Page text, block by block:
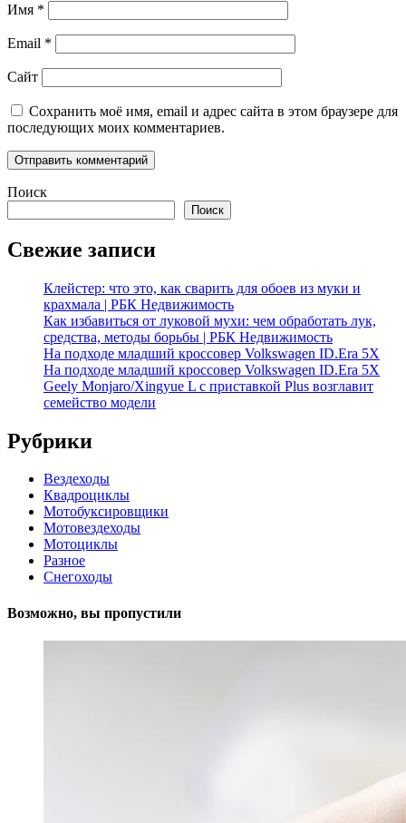
Имя *
Email *
Сайт
Сохранить моё имя, email и адрес сайта в этом браузере для
последующих моих комментариев.
Поиск
Поиск
Свежие записи
Клейстер: что это, как сварить для обоев из муки и
крахмала | РБК Недвижимость
Как избавиться от луковой мухи: чем обработать лук,
средства, методы борьбы | РБК Недвижимость
На подходе младший кроссовер Volkswagen ID.Era 5X
На подходе младший кроссовер Volkswagen ID.Era 5X
Geely Monjaro/Xingyue L с приставкой Plus возглавит
семейство модели
Рубрики
Вездеходы
Квадроциклы
Мотобуксировщики
Мотовездеходы
Мотоциклы
Разное
Снегоходы
Возможно, вы пропустили